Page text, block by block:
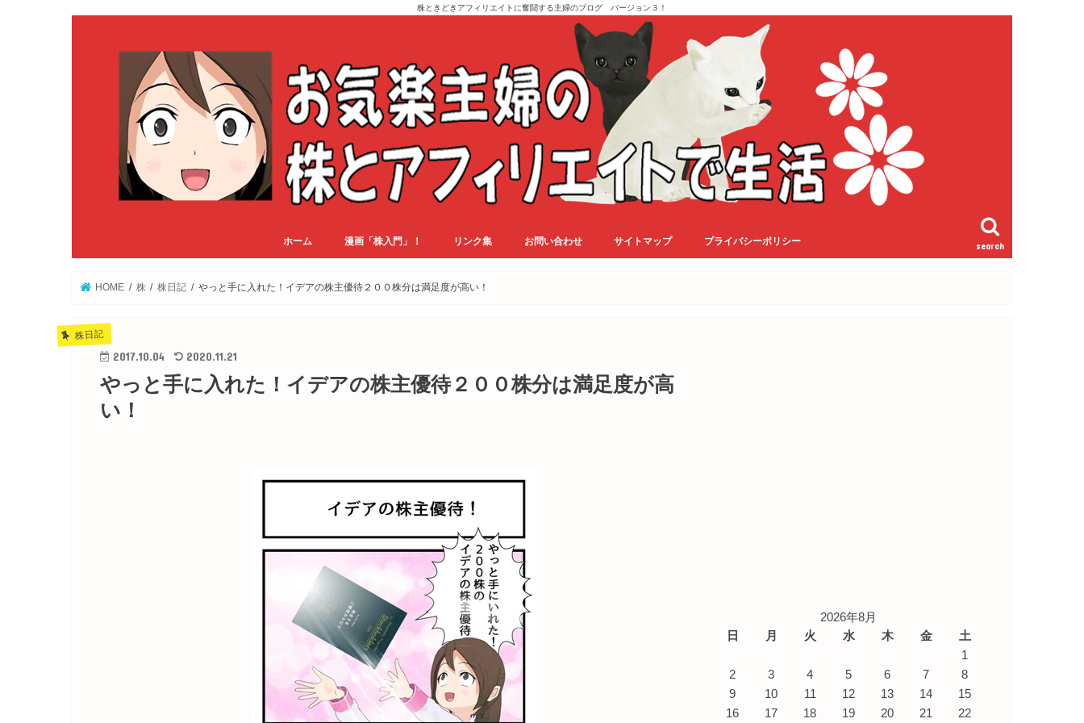
株ときどきアフィリエイトに奮闘する主婦のブログ バージョン３！
search
ホーム 漫画「株入門」！ リンク集 お問い合わせ サイトマップ プライバシーポリシー
HOME 株 株日記 やっと手に入れた！イデアの株主優待２００株分は満足度が高い！
株日記
2017.10.04 2020.11.21
やっと手に入れた！イデアの株主優待２００株分は満足度が高
い！
2026年8月
日
月 火 水 木 金
土
1
2
3 4 5 6 7
8
9
10 11 12 13 14
15
16
17 18 19 20 21 22